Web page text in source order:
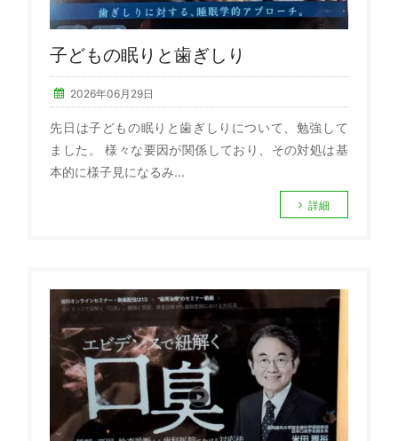
子どもの眠りと歯ぎしり
2026年06月29日
先日は子どもの眠りと歯ぎしりについて、勉強して
ました。 様々な要因が関係しており、その対処は基
本的に様子見になるみ...
詳細